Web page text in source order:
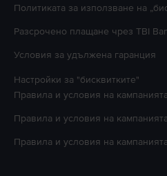
Политиката за използване на
Разсрочено плащане чрез TBI
Условия за удължена гаранция
Настройки за "бисквитките"
Правила и условия на кампанията
Правила и условия на кампанията
Правила и условия на кампанията